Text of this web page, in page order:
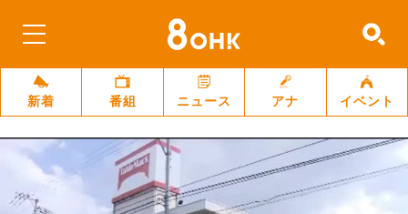
新着 番組 ニュース アナ イベント